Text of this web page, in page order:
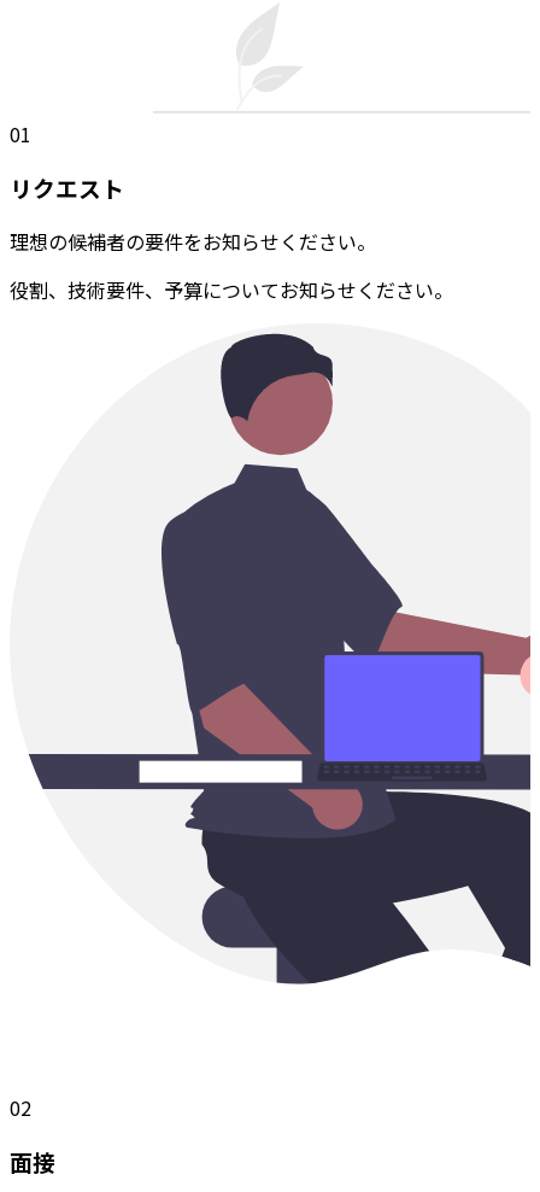
01
リクエスト
理想の候補者の要件をお知らせください。
役割、技術要件、予算についてお知らせください。
02
面接